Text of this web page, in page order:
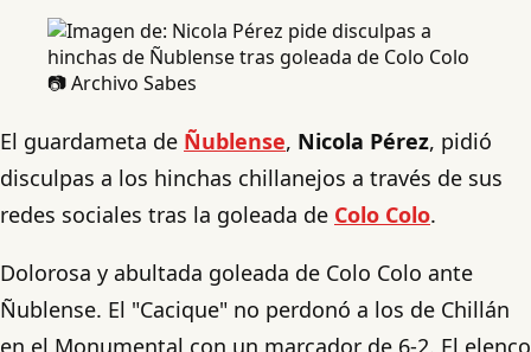
📷 Archivo Sabes
El guardameta de Ñublense, Nicola Pérez, pidió
disculpas a los hinchas chillanejos a través de sus
redes sociales tras la goleada de Colo Colo.
Dolorosa y abultada goleada de Colo Colo ante
Ñublense. El "Cacique" no perdonó a los de Chillán
en el Monumental con un marcador de 6-2. El elenco